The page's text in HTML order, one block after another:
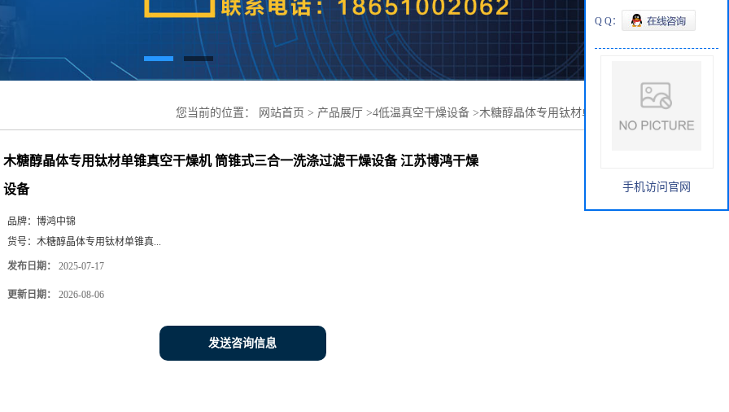
您当前的位置： 网站首页 > 产品展厅 >4低温真空干燥设备 >木糖醇晶体专用钛材单锥真空干燥机
木糖醇晶体专用钛材单锥真空干燥机 筒锥式三合一洗涤过滤干燥设备 江苏博鸿干燥
设备
品牌： 博鸿中锦
货号： 木糖醇晶体专用钛材单锥真...
发布日期： 2025-07-17
更新日期： 2026-08-06
发送咨询信息
Q Q：
手机访问官网